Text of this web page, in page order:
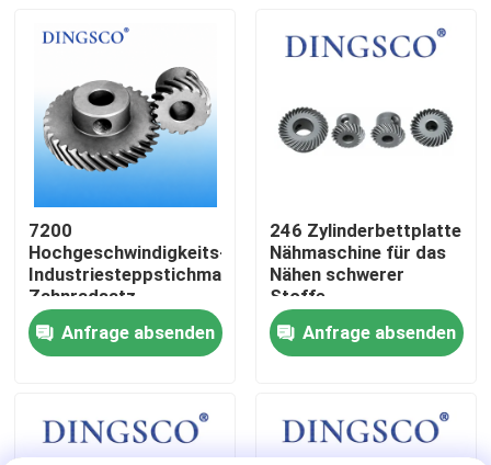
Über uns
Werksbesichtigung
Qualitätskontrolle
Kontakt mit uns
Neuigkeiten
Angebot anfordern
7200
Hochgeschwindigkeits-
Industriesteppstichmaschinen-
Zahnradsatz
(50T/25T)
Anfrage absenden
246 Zylinderbettplatte
Nähmaschine für das
Nähen schwerer
Stoffe
Anfrage absenden